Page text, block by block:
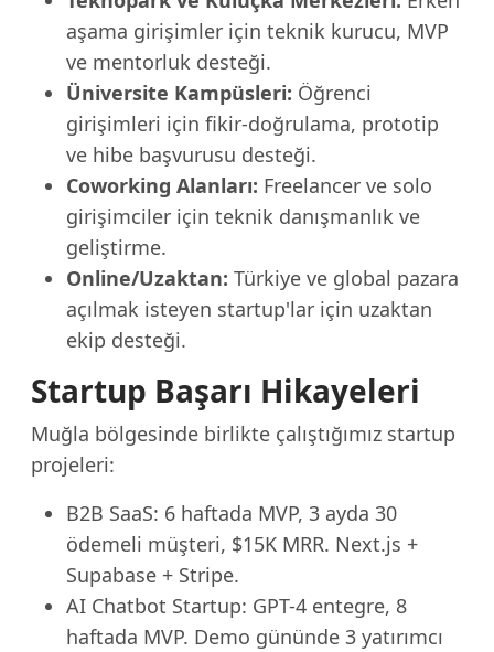
aşama girişimler için teknik kurucu, MVP
ve mentorluk desteği.
Üniversite Kampüsleri: Öğrenci
girişimleri için fikir-doğrulama, prototip
ve hibe başvurusu desteği.
Coworking Alanları: Freelancer ve solo
girişimciler için teknik danışmanlık ve
geliştirme.
Online/Uzaktan: Türkiye ve global pazara
açılmak isteyen startup'lar için uzaktan
ekip desteği.
Startup Başarı Hikayeleri
Muğla bölgesinde birlikte çalıştığımız startup
projeleri:
B2B SaaS: 6 haftada MVP, 3 ayda 30
ödemeli müşteri, $15K MRR. Next.js +
Supabase + Stripe.
AI Chatbot Startup: GPT-4 entegre, 8
haftada MVP. Demo gününde 3 yatırımcı